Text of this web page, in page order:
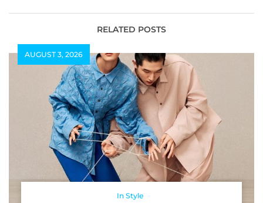
เขา กระจายสู่ผู้ประกอบ
รอบเอว ให้กำลังใจคนอ้วน
RELATED POSTS
AUGUST 3, 2026
In Style